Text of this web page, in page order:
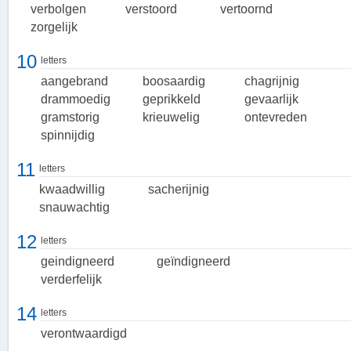
Boosheid is een natuurlijke menselijke emotie die iedereen wel
eens ervaart. Het is belangrijk om deze emotie te herkennen, te
verbolgen
verstoord
vertoornd
zorgelijk
10 letters
aangebrand boosaardig
chagrijnig
drammoedig
geprikkeld
gevaarlijk
gramstorig
krieuwelig
ontevreden
spinnijdig
11 letters
kwaadwillig
sacherijnig
snauwachtig
12 letters
geindigneerd
geïndigneerd
verderfelijk
14 letters
verontwaardigd